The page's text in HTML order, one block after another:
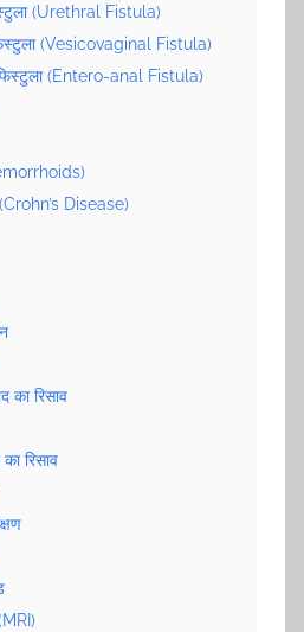
(Urethral Fistula)
(Vesicovaginal Fistula)
(Entero-anal Fistula)
Disease)
का रिसाव
रिसाव